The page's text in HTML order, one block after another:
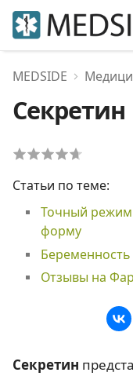
MEDSIDE
Секретин
Статьи по теме:
Точный режим
форму
Беременность
Отзывы на
Секретин